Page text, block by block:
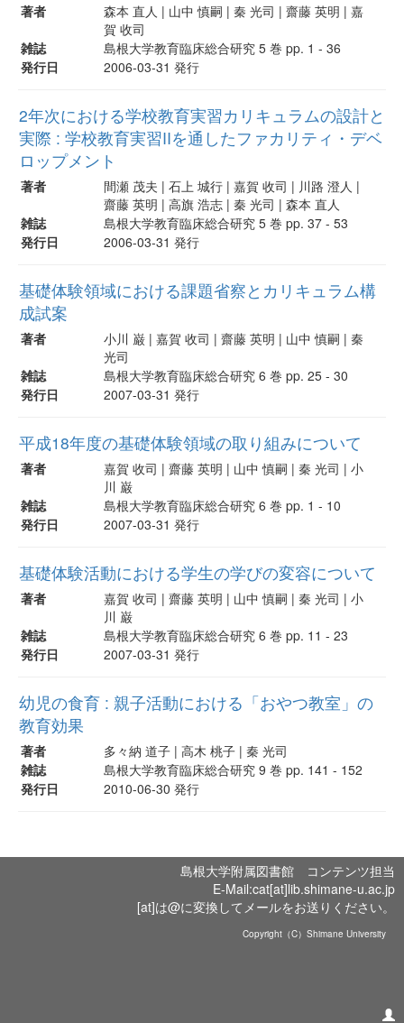
著者
森本 直人 | 山中 慎嗣 | 秦 光司 | 齋藤 英明 | 嘉
賀 收司
雑誌
島根大学教育臨床総合研究 5 巻 pp. 1 - 36
発行日
2006-03-31 発行
2年次における学校教育実習カリキュラムの設計と
実際 : 学校教育実習IIを通したファカリティ・デベ
ロップメント
著者
間瀬 茂夫 | 石上 城行 | 嘉賀 收司 | 川路 澄人 |
齋藤 英明 | 高旗 浩志 | 秦 光司 | 森本 直人
雑誌
島根大学教育臨床総合研究 5 巻 pp. 37 - 53
発行日
2006-03-31 発行
基礎体験領域における課題省察とカリキュラム構
成試案
著者
小川 巌 | 嘉賀 收司 | 齋藤 英明 | 山中 慎嗣 | 秦
光司
雑誌
島根大学教育臨床総合研究 6 巻 pp. 25 - 30
発行日
2007-03-31 発行
平成18年度の基礎体験領域の取り組みについて
著者
嘉賀 收司 | 齋藤 英明 | 山中 慎嗣 | 秦 光司 | 小
川 巌
雑誌
島根大学教育臨床総合研究 6 巻 pp. 1 - 10
発行日
2007-03-31 発行
基礎体験活動における学生の学びの変容について
著者
嘉賀 收司 | 齋藤 英明 | 山中 慎嗣 | 秦 光司 | 小
川 巌
雑誌
島根大学教育臨床総合研究 6 巻 pp. 11 - 23
発行日
2007-03-31 発行
幼児の食育 : 親子活動における「おやつ教室」の
教育効果
著者
多々納 道子 | 高木 桃子 | 秦 光司
雑誌
島根大学教育臨床総合研究 9 巻 pp. 141 - 152
発行日
2010-06-30 発行
島根大学附属図書館 コンテンツ担当
E-Mail:cat[at]lib.shimane-u.ac.jp
[at]は@に変換してメールをお送りください。
Copyright（C）Shimane University